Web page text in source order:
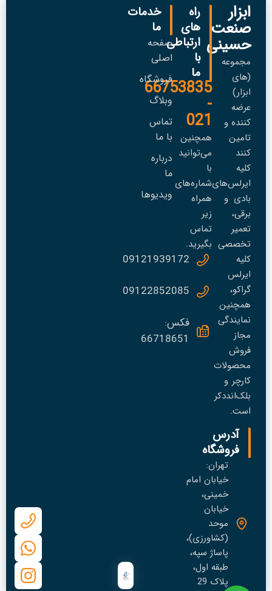
ابزار
صنعت
حسینی
مجموعه
(های
ابزار)
عرضه
کننده و
تامین
کنند
کلیه
ایرلس‌های
بادی و
برقی،
تعمير
تخصصی
کلیه
ایرلس
گراکو،
همچنین
نمایندگی
مجاز
فروش
محصولات
کارچر و
بلک‌انددکر
است.
آدرس
فروشگاه
تهران:
خیابان امام
خمینی،
خیابان
موحد
(کشاورزی)،
پاساژ سپه،
طبقه اول،
پلاک 29
راه
های
ارتباطی
با
ما
66753835
-
021
همچنین
می‌توانید
با
شماره‌های
همراه
زیر
تماس
بگیرید.
09121939172
09122852085
فکس:
66718651
خدمات
ما
صفحه
اصلی
فروشگاه
وبلاگ
تماس
با ما
درباره
ما
ویدیوها